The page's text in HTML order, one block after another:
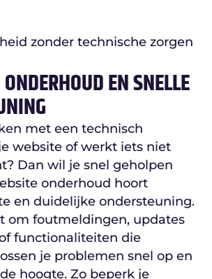
zonder technische zorgen
EN SNELLE
met een technisch
website of werkt iets niet
Dan wil je snel geholpen
onderhoud hoort
en duidelijke ondersteuning.
om foutmeldingen, updates
functionaliteiten die
je problemen snel op en
hoogte. Zo beperk je